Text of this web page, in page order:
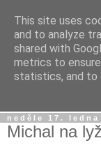
Jirkův
Na tento blog
občas píšu jen tak...
neděle 17. ledna
Michal na
This site uses
and to analyze
shared with
metrics to
statistics, and to